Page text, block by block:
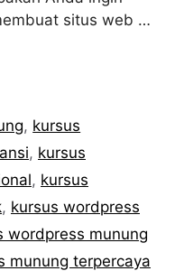
situs web …
, kursus
, kursus
, kursus
, kursus wordpress
wordpress munung
munung terpercaya